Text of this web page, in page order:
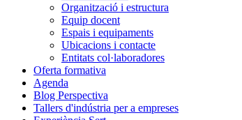
Organització i estructura
Equip docent
Espais i equipaments
Ubicacions i contacte
Entitats col·laboradores
Oferta formativa
Agenda
Blog Perspectiva
Tallers d'indústria per a empreses